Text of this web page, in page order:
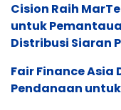
Cision Raih
untuk
Distribusi Siaran
Fair Finance Asia
Pendanaan untuk